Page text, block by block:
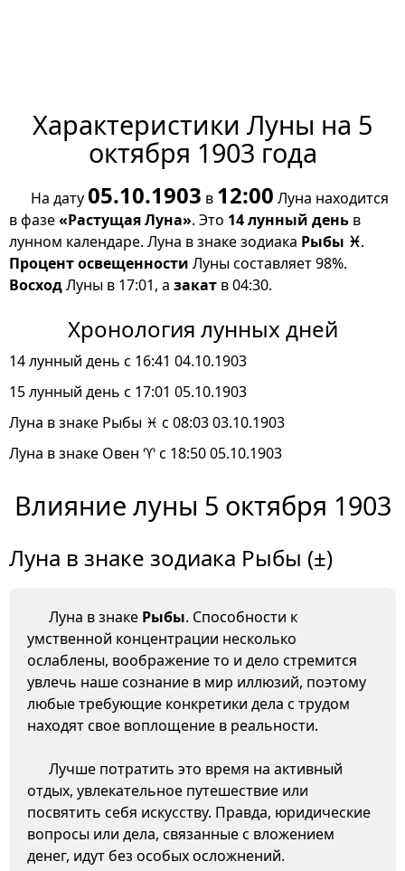
Характеристики Луны на 5
октября 1903 года
На дату05.10.1903 в 12:00 Луна находится
в фазе«Растущая Луна». Это 14 лунный день в
лунном календаре. Луна в знаке зодиака Рыбы ♓.
Процент освещенности Луны составляет 98%.
ВосходЛуны в 17:01, а закат в 04:30.
Хронология лунных дней
14 лунный день с 16:41 04.10.1903
15 лунный день с 17:01 05.10.1903
Луна в знаке Рыбы ♓ с 08:03 03.10.1903
Луна в знаке Овен ♈ с 18:50 05.10.1903
Влияние луны 5 октября 1903
Луна в знаке зодиака Рыбы (±)
Луна в знаке Рыбы. Способности к
умственной концентрации несколько
ослаблены, воображение то и дело стремится
увлечь наше сознание в мир иллюзий, поэтому
любые требующие конкретики дела с трудом
находят свое воплощение в реальности.
Лучше потратить это время на активный
отдых, увлекательное путешествие или
посвятить себя искусству. Правда, юридические
вопросы или дела, связанные с вложением
денег, идут без особых осложнений.